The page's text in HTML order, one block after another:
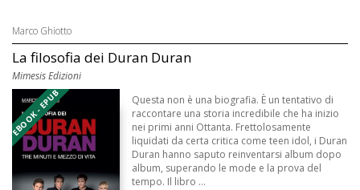
Marco Ghiotto
La filosofia dei Duran Duran
Mimesis Edizioni
EBOOK - EPUB
Questa non è una biografia. È un tentativo di
raccontare una storia incredibile che ha inizio
nei primi anni Ottanta. Frettolosamente
liquidati da certa critica come teen idol, i Duran
Duran hanno saputo reinventarsi album dopo
album, superando le mode e la prova del
tempo. Il libro ...